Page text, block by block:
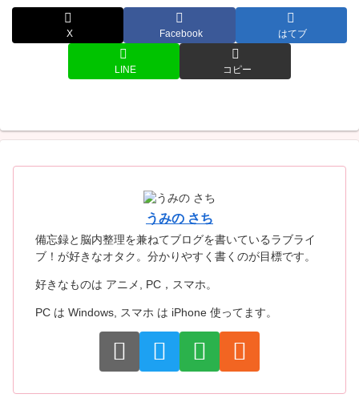
X Facebook はてブ
LINE コピー
うみの さち
備忘録と脳内整理を兼ねてブログを書いているラブライ
ブ！が好きなオタク。分かりやすく書くのが目標です。
好きなものは アニメ, PC，スマホ。
PC は Windows, スマホ は iPhone 使ってます。